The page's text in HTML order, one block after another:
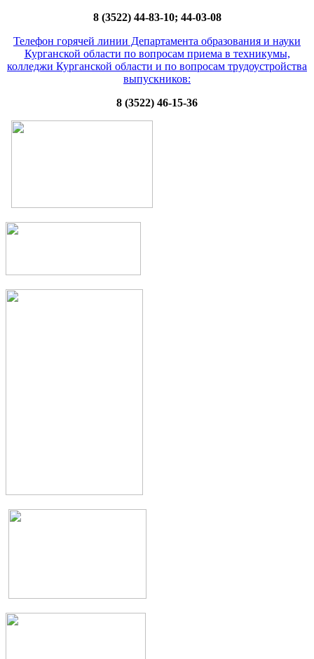
8 (3522) 44-83-10; 44-03-08
Телефон горячей линии Департамента образования и науки
Курганской области по вопросам приема в техникумы,
колледжи Курганской области и по вопросам трудоустройства
выпускников:
8 (3522) 46-15-36